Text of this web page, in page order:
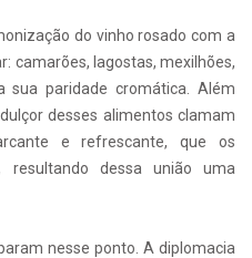
do vinho rosado com a
camarões, lagostas, mexilhões,
sua paridade cromática. Além
desses alimentos clamam
e refrescante, que os
resultando dessa união uma
nesse ponto. A diplomacia